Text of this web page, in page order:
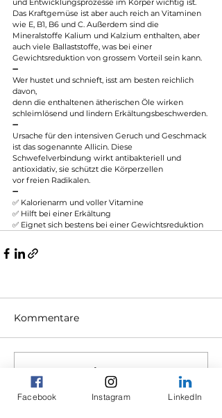
Das Kraftgemüse ist aber auch reich an Vitaminen
wie E, B1, B6 und C. Außerdem sind die
Mineralstoffe Kalium und Kalzium enthalten, aber
auch viele Ballaststoffe, was bei einer
Gewichtsreduktion von grossem Vorteil sein kann.
➖
Wer hustet und schnieft, isst am besten reichlich
davon,
denn die enthaltenen ätherischen Öle wirken
schleimlösend und lindern Erkältungsbeschwerden.
➖
Ursache für den intensiven Geruch und Geschmack
ist das sogenannte Allicin. Diese
Schwefelverbindung wirkt antibakteriell und
antioxidativ, sie schützt die Körperzellen
vor freien Radikalen.
➖
✅ Kalorienarm und voller Vitamine
✅ Hilft bei einer Erkältung
✅ Eignet sich bestens bei einer Gewichtsreduktion
Kommentare
Kommentar verfassen...
Facebook Instagram LinkedIn